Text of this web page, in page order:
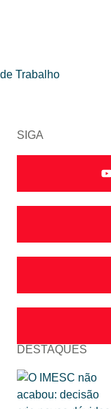
Trabalho
SIGA
DESTAQUES